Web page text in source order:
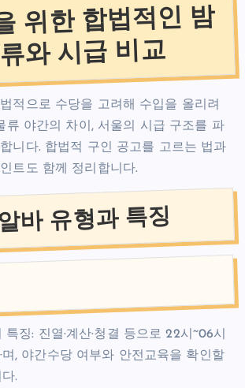
위한 합법적인 밤
와 시급 비교
적으로 수당을 고려해 수입을 올리려
류 야간의 차이, 서울의 시급 구조를 파
니다. 합법적 구인 공고를 고르는 법과
트도 함께 정리합니다.
바 유형과 특징
징: 진열·계산·청결 등으로 22시~06시
, 야간수당 여부와 안전교육을 확인할
.